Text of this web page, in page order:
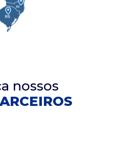
nossos